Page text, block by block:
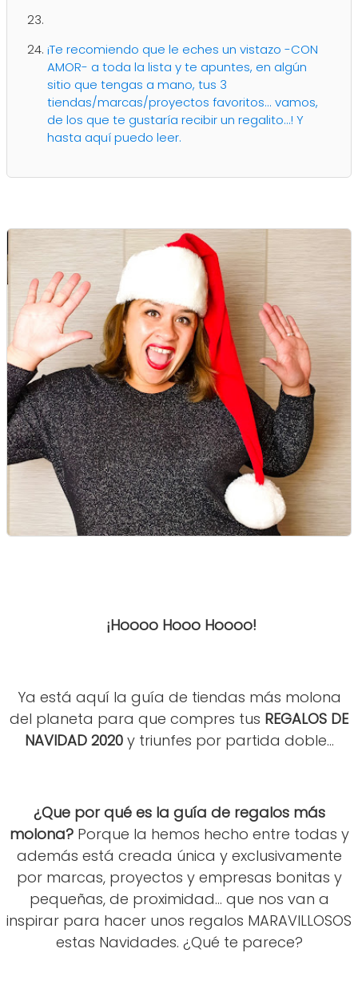
¡Te recomiendo que le eches un vistazo -CON
AMOR- a toda la lista y te apuntes, en algún
sitio que tengas a mano, tus 3
tiendas/marcas/proyectos favoritos... vamos,
de los que te gustaría recibir un regalito...! Y
hasta aquí puedo leer.
¡Hoooo Hooo Hoooo!
Ya está aquí la guía de tiendas más molona
del planeta para que compres tus REGALOS DE
NAVIDAD 2020y triunfes por partida doble...
¿Que por qué es la guía de regalos más
molona?Porque la hemos hecho entre todas y
además está creada única y exclusivamente
por marcas, proyectos y empresas bonitas y
pequeñas, de proximidad... que nos van a
inspirar para hacer unos regalos MARAVILLOSOS
estas Navidades. ¿Qué te parece?